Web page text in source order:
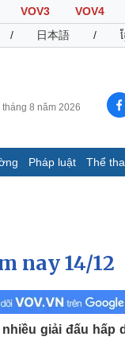
VOV3 VOV4
/ 日本語 /
8 năm 2026
Pháp luật Thể
nay 14/12
giải đấu hấp